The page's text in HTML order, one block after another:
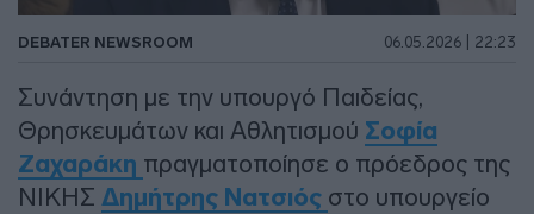
DEBATER NEWSROOM 06.05.2026 | 22:23
Συνάντηση με την υπουργό Παιδείας,
Θρησκευμάτων και Αθλητισμού Σοφία
Ζαχαράκη πραγματοποίησε ο πρόεδρος της
ΝΙΚΗΣ Δημήτρης Νατσιός στο υπουργείο